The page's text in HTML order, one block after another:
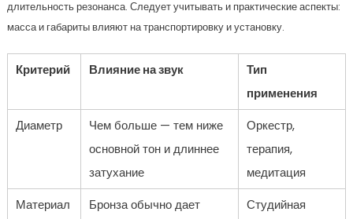
длительность резонанса. Следует учитывать и практические аспекты:
масса и габариты влияют на транспортировку и установку.
Критерий Влияние на звук
Тип
применения
Диаметр
Чем больше — тем ниже
основной тон и длиннее
затухание
Оркестр,
терапия,
медитация
Материал
Бронза обычно дает
Студийная